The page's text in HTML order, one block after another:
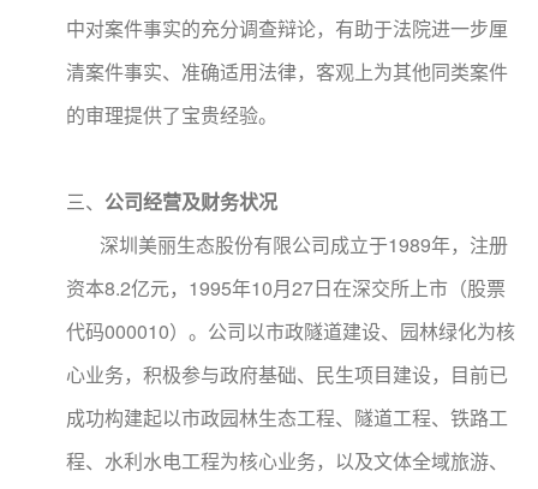
中对案件事实的充分调查辩论，有助于法院进一步厘
清案件事实、准确适用法律，客观上为其他同类案件
的审理提供了宝贵经验。
三、 公司经营及财务状况
深圳美丽生态股份有限公司成立于1989年，注册
资本8.2亿元，1995年10月27日在深交所上市（股票
代码000010）。公司以市政隧道建设、园林绿化为核
心业务，积极参与政府基础、民生项目建设，目前已
成功构建起以市政园林生态工程、隧道工程、铁路工
程、水利水电工程为核心业务，以及文体全域旅游、